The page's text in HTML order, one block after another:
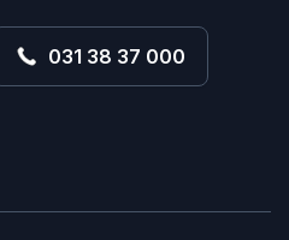
031 38 37 000